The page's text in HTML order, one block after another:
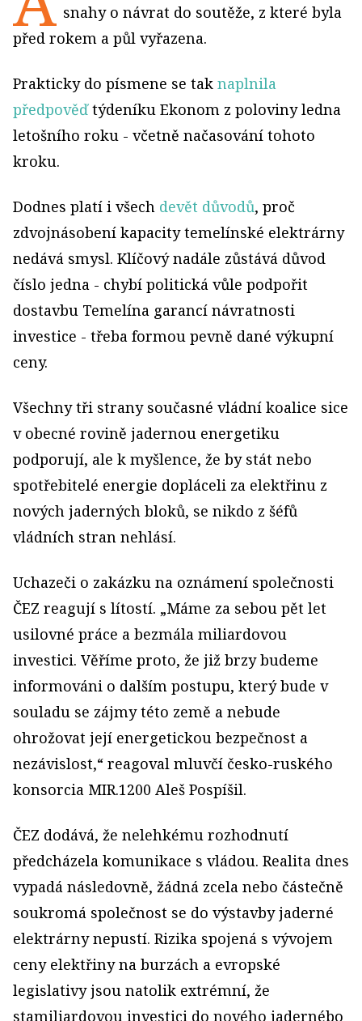
snahy o návrat do soutěže, z které byla
před rokem a půl vyřazena.
Prakticky do písmene se tak naplnila
předpověďtýdeníku Ekonom z poloviny ledna
letošního roku - včetně načasování tohoto
kroku.
Dodnes platí i všech devět důvodů, proč
zdvojnásobení kapacity temelínské elektrárny
nedává smysl. Klíčový nadále zůstává důvod
číslo jedna - chybí politická vůle podpořit
dostavbu Temelína garancí návratnosti
investice - třeba formou pevně dané výkupní
ceny.
Všechny tři strany současné vládní koalice sice
v obecné rovině jadernou energetiku
podporují, ale k myšlence, že by stát nebo
spotřebitelé energie dopláceli za elektřinu z
nových jaderných bloků, se nikdo z šéfů
vládních stran nehlásí.
Uchazeči o zakázku na oznámení společnosti
ČEZ reagují s lítostí. „Máme za sebou pět let
usilovné práce a bezmála miliardovou
investici. Věříme proto, že již brzy budeme
informováni o dalším postupu, který bude v
souladu se zájmy této země a nebude
ohrožovat její energetickou bezpečnost a
nezávislost,“ reagoval mluvčí česko-ruského
konsorcia MIR.1200 Aleš Pospíšil.
ČEZ dodává, že nelehkému rozhodnutí
předcházela komunikace s vládou. Realita dnes
vypadá následovně, žádná zcela nebo částečně
soukromá společnost se do výstavby jaderné
elektrárny nepustí. Rizika spojená s vývojem
ceny elektřiny na burzách a evropské
legislativy jsou natolik extrémní, že
stamiliardovou investici do nového jadernébo